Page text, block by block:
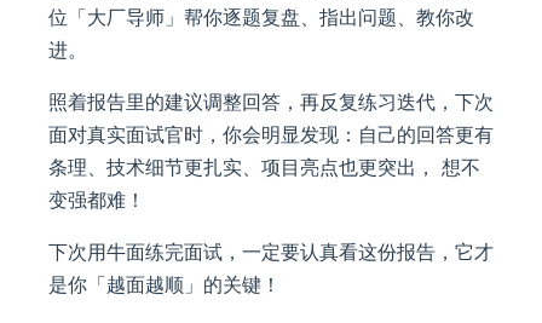
位「大厂导师」帮你逐题复盘、指出问题、教你改
进。
照着报告里的建议调整回答，再反复练习迭代，下次
面对真实面试官时，你会明显发现：自己的回答更有
条理、技术细节更扎实、项目亮点也更突出， 想不
变强都难！
下次用牛面练完面试，一定要认真看这份报告，它才
是你「越面越顺」的关键！